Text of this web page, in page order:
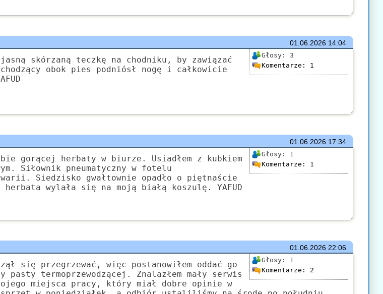
01.06.202614:04
Głosy: 3
Komentarze: 1
jasną skórzaną teczkę na chodniku, by zawiązać
obok pies podniósł nogę i całkowicie
01.06.202617:34
Głosy: 1
Komentarze: 1
gorącej herbaty w biurze. Usiadłem z kubkiem
Siłownik pneumatyczny w fotelu
Siedzisko gwałtownie opadło o piętnaście
herbata wylała się na moją białą koszulę. YAFUD
01.06.202622:06
Głosy: 1
Komentarze: 2
się przegrzewać, więc postanowiłem oddać go
pasty termoprzewodzącej. Znalazłem mały serwis
miejsca pracy, który miał dobre opinie w